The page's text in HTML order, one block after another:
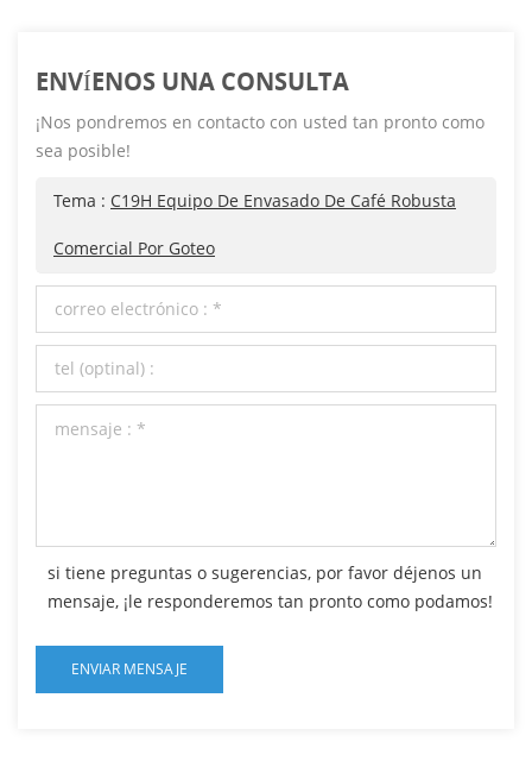
ENVÍENOS UNA CONSULTA
¡Nos pondremos en contacto con usted tan pronto como
sea posible!
Tema : C19H Equipo De Envasado De Café Robusta
Comercial Por Goteo
si tiene preguntas o sugerencias, por favor déjenos un
mensaje, ¡le responderemos tan pronto como podamos!